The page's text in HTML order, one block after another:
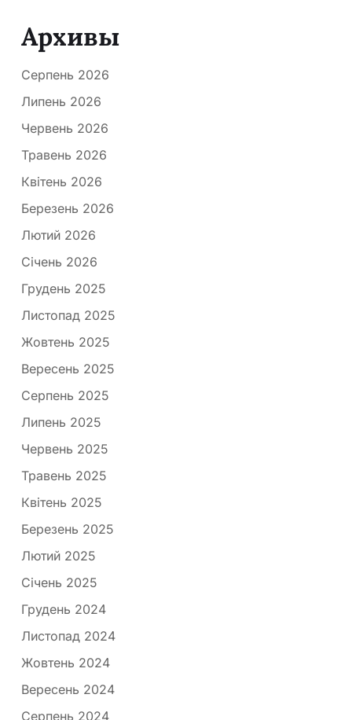
Архивы
Серпень 2026
Липень 2026
Червень 2026
Травень 2026
Квітень 2026
Березень 2026
Лютий 2026
Січень 2026
Грудень 2025
Листопад 2025
Жовтень 2025
Вересень 2025
Серпень 2025
Липень 2025
Червень 2025
Травень 2025
Квітень 2025
Березень 2025
Лютий 2025
Січень 2025
Грудень 2024
Листопад 2024
Жовтень 2024
Вересень 2024
Серпень 2024